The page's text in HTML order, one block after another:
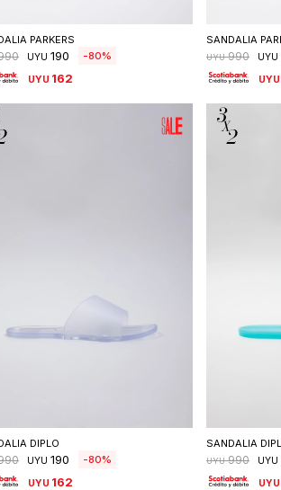
PARKERS
UYU 190 80
UYU 162
SANDALIA
UYU 990 UYU
UYU
DIPLO
UYU 190 80
UYU 162
SANDALIA
UYU 990 UYU
UYU